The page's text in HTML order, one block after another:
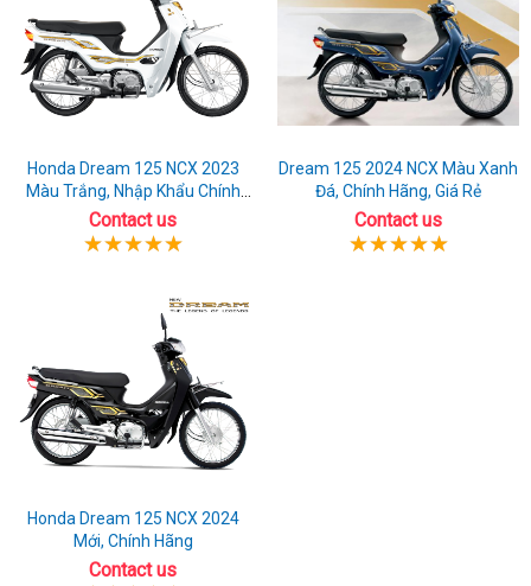
Honda Dream 125 NCX 2023
Màu Trắng, Nhập Khẩu Chính
Hãng
Contact us
Dream 125 2024 NCX Màu Xanh
Đá, Chính Hãng, Giá Rẻ
Contact us
Honda Dream 125 NCX 2024
Mới, Chính Hãng
Contact us